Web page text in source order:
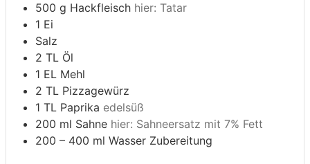
500 g Hackfleisch hier: Tatar
1 Ei
Salz
2 TL Öl
1 EL Mehl
2 TL Pizzagewürz
1 TL Paprika edelsüß
200 ml Sahne hier: Sahneersatz mit 7% Fett
200 – 400 ml Wasser Zubereitung